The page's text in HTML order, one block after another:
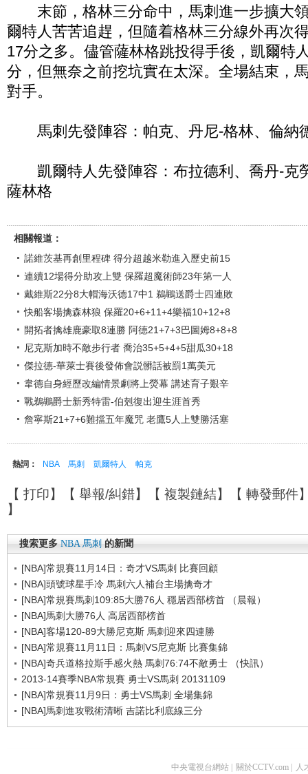
末節，格林三分命中，馬刺進一步擴大
爾特人苦苦追趕，但隨着格林三分線外再次
17分之多。儘管薩林格跳投得手後，凱爾特
分，但無奈之前挖坑實在太深。全場結束，
對手。
馬刺先發陣容：帕克、丹尼-格林、倫納
凱爾特人先發陣容：布拉德利、喬丹-克
薩林格
相關報道：
諾維茨基再創里程碑 得分超越米勒進入歷史前15
連續12場得分助攻上雙 保羅超魔術師23年第一人
戴維斯22分8大帽海沃德17中1 鵜鶘送爵士四連敗
快船客場擒森林狼 保羅20+6+11+4樂福10+12+8
開拓者擒雄鹿豪取8連勝 阿德21+7+3巴圖姆8+8+8
尼克斯加時不敵步行者 喬治35+5+4+5甜瓜30+18
傑拉德-華萊士賽後發佈會説髒話被罰1萬美元
韋德自身經歷改編情景劇將上熒幕 講述育子艱辛
戰鵜鶘爵士新秀特雷-伯剋復出迎生涯首秀
詹寧斯21+7+6難擋五年魔咒 老鷹5人上雙勝活塞
熱詞： NBA 馬刺 凱爾特人 帕克
【 打印】【 舉報/糾錯】【 複製鏈結】【 轉發郵件
】
搜索更多 NBA 馬刺 的新聞
[NBA]常規賽11月14日：奇才VS馬刺 比賽回顧
[NBA]頭號球星手冷 馬刺六人補台主場擒奇才
[NBA]常規賽馬刺109:85大勝76人 穩居西部榜首 （晨報）
[NBA]馬刺大勝76人 高居西部榜首
[NBA]客場120-89大勝尼克斯 馬刺迎來四連勝
[NBA]常規賽11月11日：馬刺VS尼克斯 比賽集錦
[NBA]奇兵道格拉斯手感火熱 馬刺76:74不敵勇士 （快訊）
2013-14賽季NBA常規賽 勇士VS馬刺 20131109
[NBA]常規賽11月9日：勇士VS馬刺 全場集錦
[NBA]馬刺進攻戰術清晰 吉諾比利底線三分
中央電視台網站 關於CCTV.com 人